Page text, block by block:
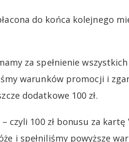
do końca kolejnego
za spełnienie
warunków promocji i
dodatkowe 100 zł.
czyli 100 zł bonusu za kartę
i spełniliśmy powyższe